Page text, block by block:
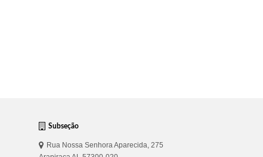
Subseção
Rua Nossa Senhora Aparecida, 275